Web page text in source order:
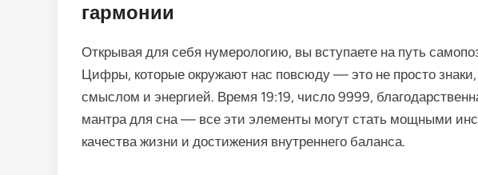
гармонии
Открывая для себя нумерологию, вы вступаете на путь
Цифры, которые окружают нас повсюду — это не просто
смыслом и энергией. Время 19:19, число 9999,
мантра для сна — все эти элементы могут стать мощными
качества жизни и достижения внутреннего баланса.